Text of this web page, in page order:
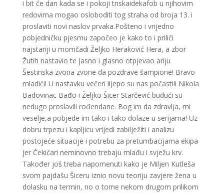
i bit će dan kada se i pokoji triskaidekafob u njihovim
redovima mogao osloboditi tog straha od broja 13. i
proslaviti novi naslov prvaka.Pošteno i vrijedno
pobjedničku pjesmu započeo je kako to i priliči
najstariji u momčadi Željko Heraković Hera, a zbor
Žutih nastavio te jasno i glasno otpjevao ariju
Šestinska zvona zvone da pozdrave šampione! Bravo
mladići! U nastavku večeri lijepo su nas počastili Nikola
Badovinac Bađo i Željko Šicer Starčević budući su
nedugo proslavili rođendane. Bog im da zdravlja, mi
veselje,a pobjede im tako i tako dolaze u serijama! Uz
dobru trpezu i kapljicu vrijedi zabilježiti i analizu
postojeće situacije i potrebu za pretumbacijama ekipa
jer Čekićari neminovno trebaju mlađu i svježu krv.
Također još treba napomenuti kako je Miljen Kutleša
svom pajdašu Šiceru iznio novu teoriju zavjere žena u
dolasku na termin, no o tome nekom drugom prilikom